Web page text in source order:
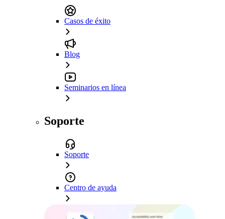
Casos de éxito
Blog
Seminarios en línea
Soporte
Soporte
Centro de ayuda